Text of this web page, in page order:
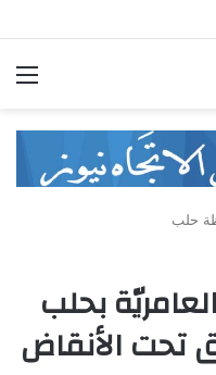
حلب
بحلب
الأنقاض